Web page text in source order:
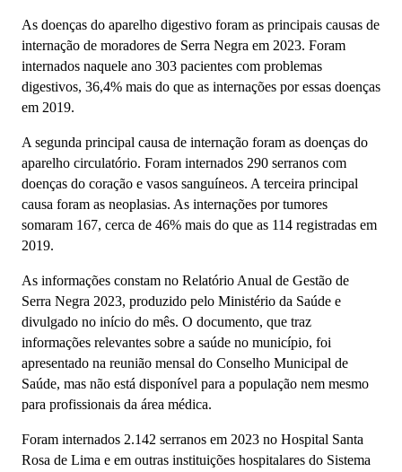
As doenças do aparelho digestivo foram as principais causas de
internação de moradores de Serra Negra em 2023. Foram
internados naquele ano 303 pacientes com problemas
digestivos, 36,4% mais do que as internações por essas doenças
em 2019.
A segunda principal causa de internação foram as doenças do
aparelho circulatório. Foram internados 290 serranos com
doenças do coração e vasos sanguíneos. A terceira principal
causa foram as neoplasias. As internações por tumores
somaram 167, cerca de 46% mais do que as 114 registradas em
2019.
As informações constam no Relatório Anual de Gestão de
Serra Negra 2023, produzido pelo Ministério da Saúde e
divulgado no início do mês. O documento, que traz
informações relevantes sobre a saúde no município, foi
apresentado na reunião mensal do Conselho Municipal de
Saúde, mas não está disponível para a população nem mesmo
para profissionais da área médica.
Foram internados 2.142 serranos em 2023 no Hospital Santa
Rosa de Lima e em outras instituições hospitalares do Sistema